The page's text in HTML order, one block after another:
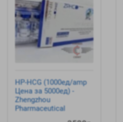
HP-HCG (1000ед/amp
Цена за 5000ед) -
Zhengzhou
Pharmaceutical